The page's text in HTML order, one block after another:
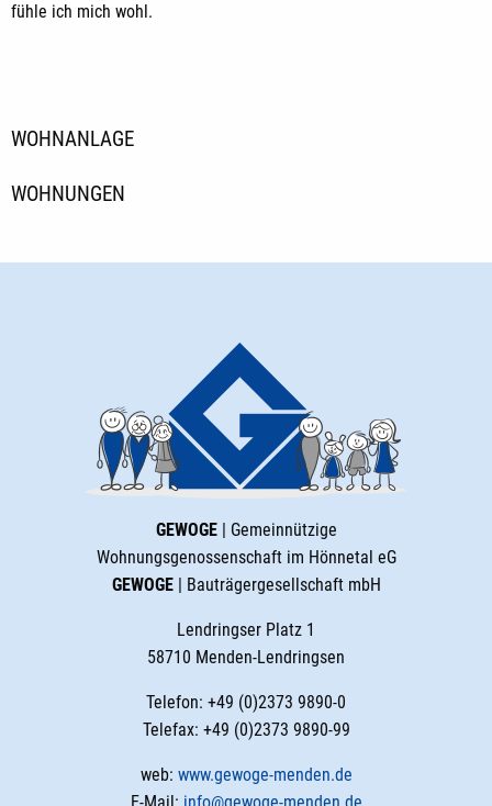
fühle ich mich wohl.
WOHNANLAGE
WOHNUNGEN
GEWOGE| Gemeinnützige
Wohnungsgenossenschaft im Hönnetal eG
GEWOGE| Bauträgergesellschaft mbH
Lendringser Platz 1
58710 Menden-Lendringsen
Telefon: +49 (0)2373 9890-0
Telefax: +49 (0)2373 9890-99
web: www.gewoge-menden.de